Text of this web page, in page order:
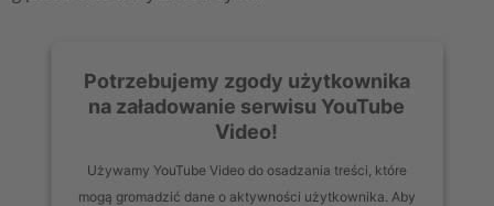
Potrzebujemy zgody użytkownika
na załadowanie serwisu YouTube
Video!
Używamy YouTube Video do osadzania treści, które
mogą gromadzić dane o aktywności użytkownika. Aby